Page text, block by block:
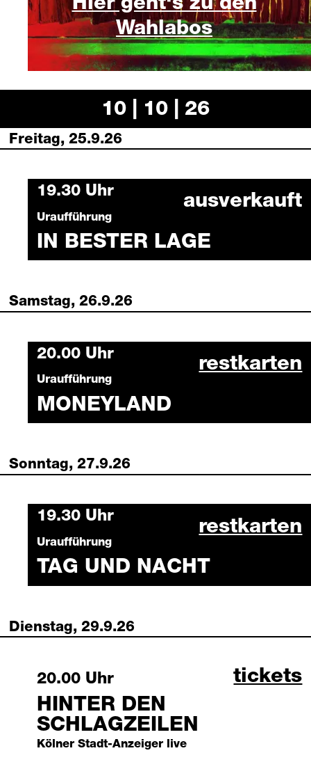
Wahlabos
10 | 10 | 26
Freitag, 25.9.26
Friday, 25 September 2026
19.30 Uhr
Uraufführung
IN BESTER LAGE
ausverkauft
Samstag, 26.9.26
Saturday, 26 September 2026
20.00 Uhr
Uraufführung
MONEYLAND
restkarten
Sonntag, 27.9.26
Sunday, 27 September 2026
19.30 Uhr
Uraufführung
TAG UND NACHT
restkarten
tag und
Dienstag, 29.9.26
Tuesday, 29 September 2026
20.00 Uhr
HINTER DEN
SCHLAGZEILEN
Kölner Stadt-Anzeiger live
tickets
hinter